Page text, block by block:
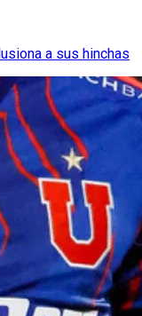
a sus hinchas